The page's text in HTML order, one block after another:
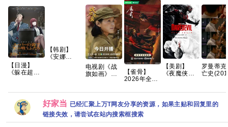
【日漫】
《躲在超市
动画/剧情/爱
情/CR完结
夸克
【韩剧】
《安娜
全】
电视剧《战
旗如画》百
免费资源下
载
【雀骨】
2026年全网
集，1280P
国语中字，
艾米侯明昊
领衔，单集
300MB超清
【美剧】
《夜魔侠：
列）查理·考
克斯 文森特·
多诺费奥 克
2026/剧情/
罗曼蒂克
亡史
封简繁英
优/章子
[19.6GB]
好家当 已经汇聚上万T网友分享的资源，如果主贴和回复里的
链接失效，请尝试在站内搜索框搜索